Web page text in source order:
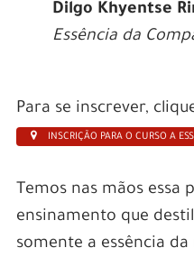
Dilgo Khyentse
Essência da
Para se inscrever,
INSCRIÇÃO PARA O CURSO A
Temos nas mãos essa
ensinamento que
somente a essência